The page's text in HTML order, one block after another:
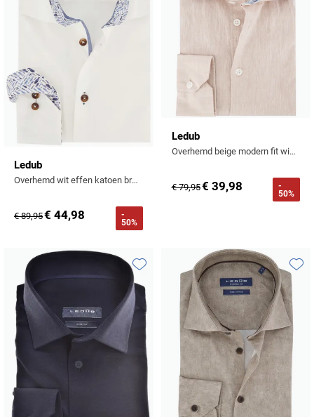
Ledub
Overhemd wit effen katoen bruine knopen
€ 89,95€ 44,98
-
50%
Ledub
Overhemd beige modern fit wide collar
€ 79,95€ 39,98
-
50%
Toevoegen aan favorieten